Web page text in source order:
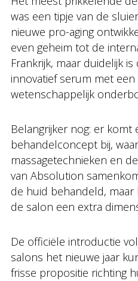
was een tipje van de
nieuwe pro-aging
even geheim tot de
Frankrijk, maar duidelijk
innovatief serum met
wetenschappelijk
Belangrijker nog: er
behandelconcept bij,
massagetechnieken en
van Absolution
de huid behandeld, maar
de salon een extra
De officiële introductie
salons het nieuwe jaar
frisse propositie richting